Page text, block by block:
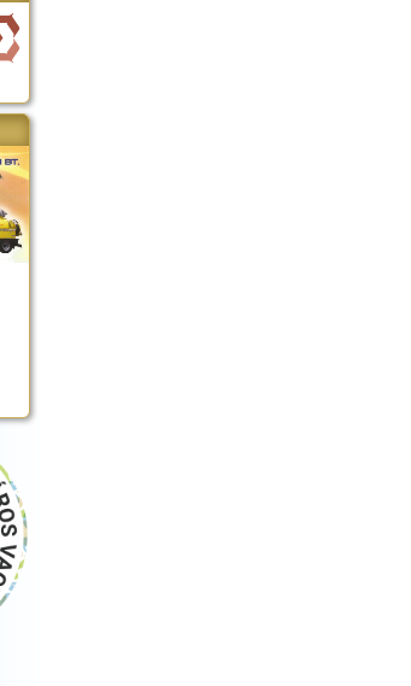
Szent István Ünnepe
(2017. 08. 20.)